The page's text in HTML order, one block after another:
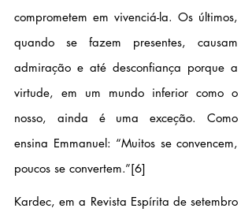
comprometem em vivenciá-la. Os últimos,
quando se fazem presentes, causam
admiração e até desconfiança porque a
virtude, em um mundo inferior como o
nosso, ainda é uma exceção. Como
ensina Emmanuel: “Muitos se convencem,
poucos se convertem.”[6]
Kardec, em a Revista Espírita de setembro